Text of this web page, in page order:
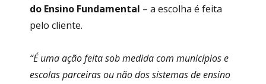
do Ensino Fundamental – a escolha é feita
pelo cliente.
“É uma ação feita sob medida com municípios e
escolas parceiras ou não dos sistemas de ensino